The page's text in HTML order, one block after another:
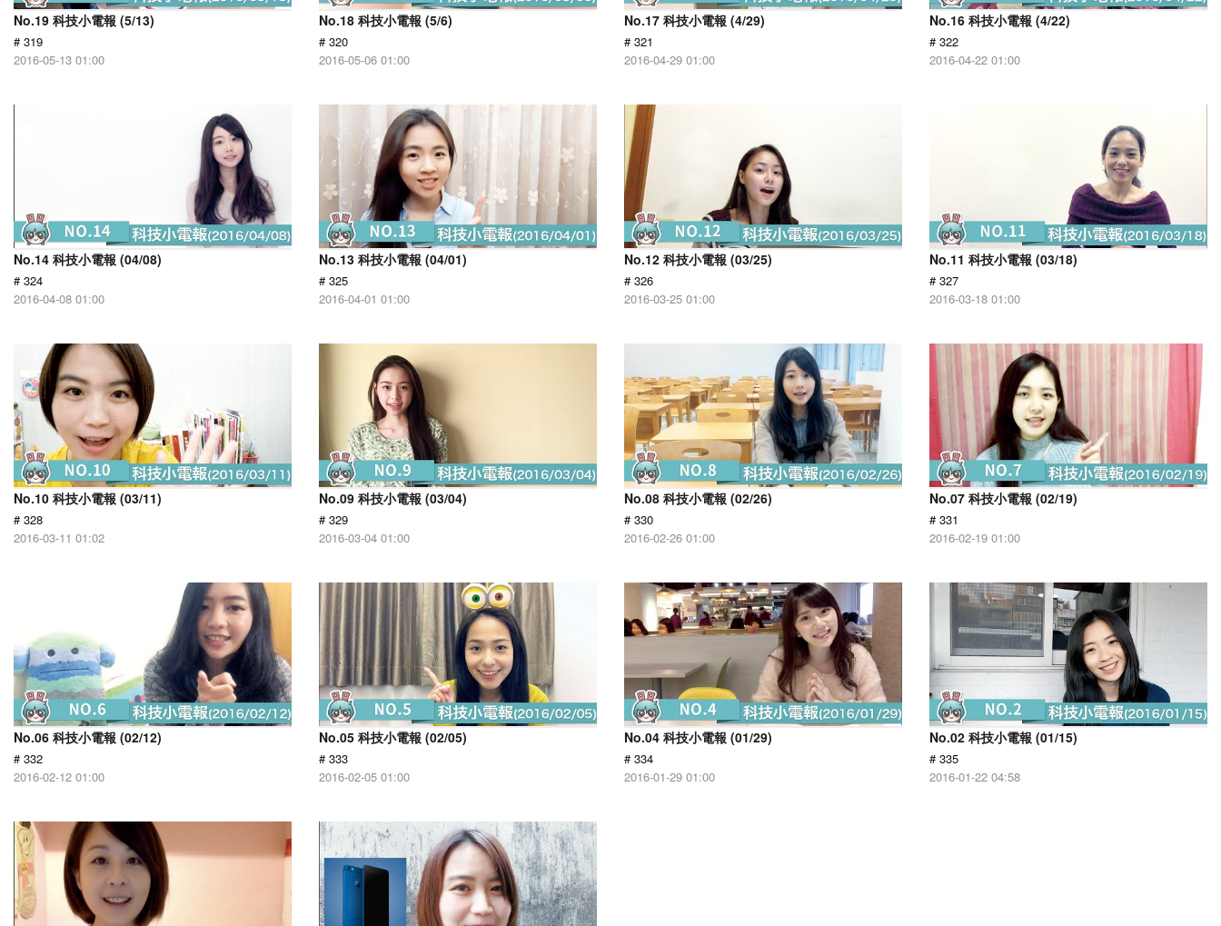
No.19 科技小電報 (5/13)
# 319
2016-05-13 01:00
No.18 科技小電報 (5/6)
# 320
2016-05-06 01:00
No.17 科技小電報 (4/29)
# 321
2016-04-29 01:00
No.16 科技小電報 (4/22)
# 322
2016-04-22 01:00
No.14 科技小電報 (04/08)
# 324
2016-04-08 01:00
No.13 科技小電報 (04/01)
# 325
2016-04-01 01:00
No.12 科技小電報 (03/25)
# 326
2016-03-25 01:00
No.11 科技小電報 (03/18)
# 327
2016-03-18 01:00
No.10 科技小電報 (03/11)
# 328
2016-03-11 01:02
No.09 科技小電報 (03/04)
# 329
2016-03-04 01:00
No.08 科技小電報 (02/26)
# 330
2016-02-26 01:00
No.07 科技小電報 (02/19)
# 331
2016-02-19 01:00
No.06 科技小電報 (02/12)
# 332
2016-02-12 01:00
No.05 科技小電報 (02/05)
# 333
2016-02-05 01:00
No.04 科技小電報 (01/29)
# 334
2016-01-29 01:00
No.02 科技小電報 (01/15)
# 335
2016-01-22 04:58